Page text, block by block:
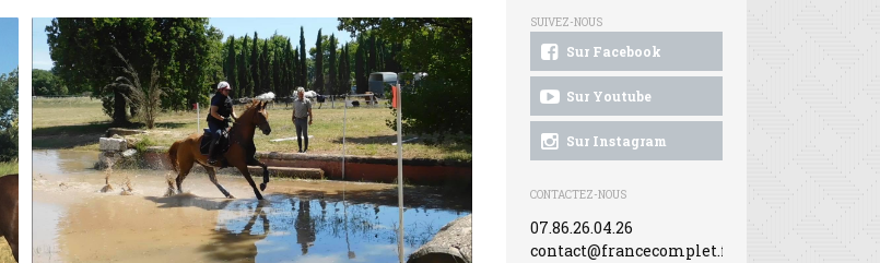
SUIVEZ-NOUS
Sur Facebook
Sur Youtube
Sur Instagram
CONTACTEZ-NOUS
07.86.26.04.26
contact@francecomplet.fr